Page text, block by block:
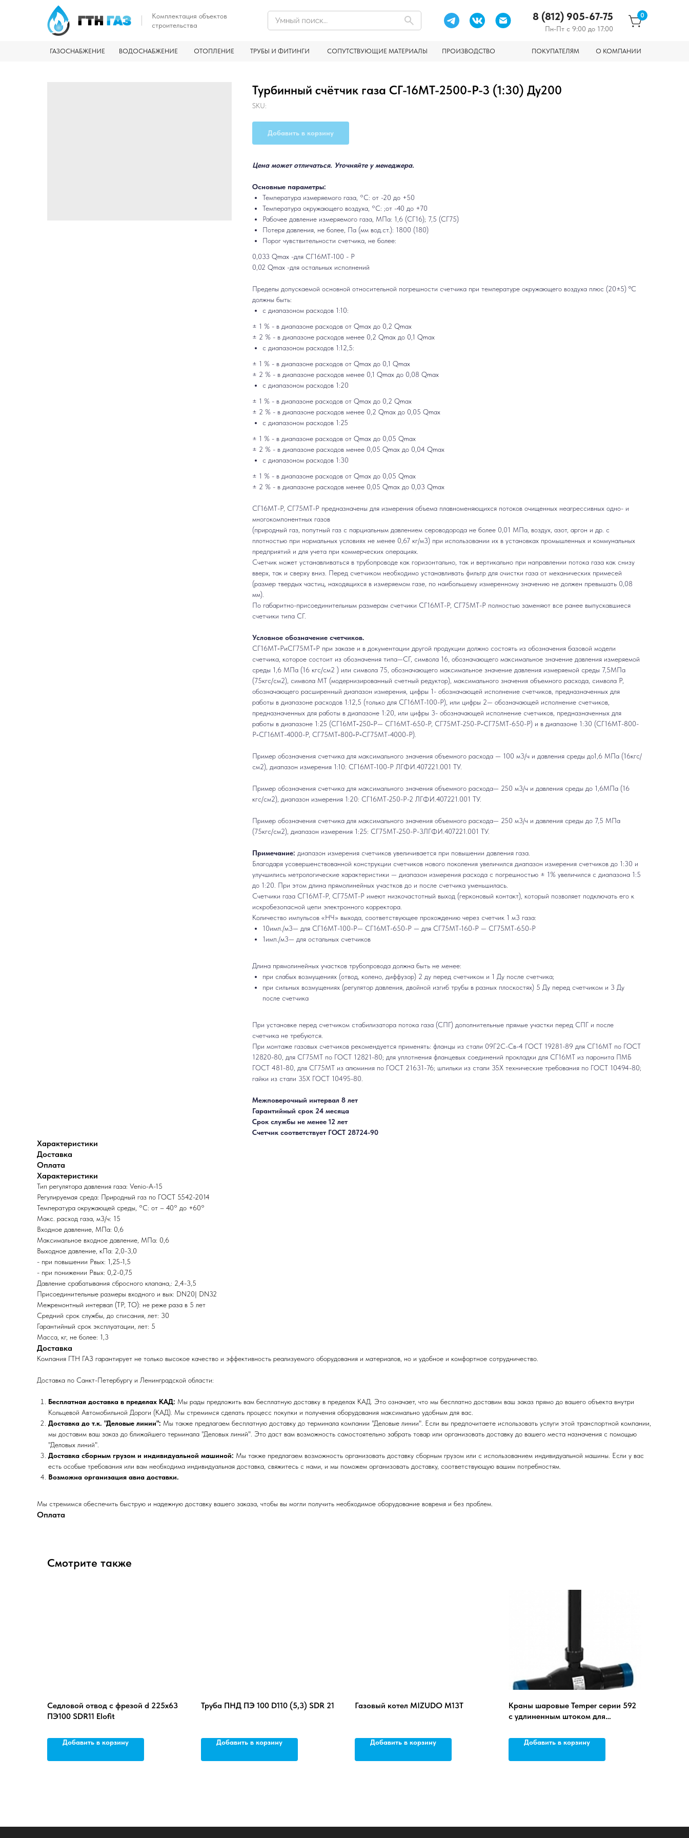
ГАЗОСНАБЖЕНИЕ
Комплектация объектов
строительства
ВОДОСНАБЖЕНИЕ ТРУБЫ И ФИТИНГИ
ОТОПЛЕНИЕ ПОКУПАТЕЛЯМ О КОМПАНИИ
8 (812) 905-67-75
Пн-Пт с 9:00 до 17:00
СОПУТСТВУЮЩИЕ МАТЕРИАЛЫ
0
ПРОИЗВОДСТВО
Турбинный счётчик газа СГ-16МТ-2500-Р-3 (1:30) Ду200
SKU:
Добавить в корзину
Цена может отличаться. Уточняйте у менеджера.
Основные параметры:
Температура измеряемого газа, °С: от -20 до +50
Температура окружающего воздуха, °С: ;от -40 до +70
Рабочее давление измеряемого газа, МПа: 1,6 (СГ16); 7,5 (СГ75)
Потеря давления, не более, Па (мм вод.ст.): 1800 (180)
Порог чувствительности счетчика, не более:
0,033 Qmax -для СГ16МТ-100 - Р
0,02 Qmax -для остальных исполнений
Пределы допускаемой основной относительной погрешности счетчика при температуре окружающего воздуха плюс (20±5) ºС
должны быть:
с диапазоном расходов 1:10:
± 1 % - в диапазоне раcходов от Qmax до 0,2 Qmax
± 2 % - в диапазоне раcходов менее 0,2 Qmax до 0,1 Qmax
с диапазоном расходов 1:12,5:
± 1 % - в диапазоне раcходов от Qmax до 0,1 Qmax
± 2 % - в диапазоне раcходов менее 0,1 Qmax до 0,08 Qmax
с диапазоном расходов 1:20
± 1 % - в диапазоне раcходов от Qmax до 0,2 Qmax
± 2 % - в диапазоне раcходов менее 0,2 Qmax до 0,05 Qmax
с диапазоном расходов 1:25
± 1 % - в диапазоне раcходов от Qmax до 0,05 Qmax
± 2 % - в диапазоне раcходов менее 0,05 Qmax до 0,04 Qmax
с диапазоном расходов 1:30
± 1 % - в диапазоне раcходов от Qmax до 0,05 Qmax
± 2 % - в диапазоне раcходов менее 0,05 Qmax до 0,03 Qmax
СГ16МТ-Р, СГ75МТ-Р предназначены для измерения объема плавноменяющихся потоков очищенных неагрессивных одно- и
многокомпонентных газов
(природный газ, попутный газ с парциальным давлением сероводорода не более 0,01 МПа, воздух, азот, аргон и др. с
плотностью при нормальных условиях не менее 0,67 кг/м3) при использовании их в установках промышленных и коммунальных
предприятий и для учета при коммерческих операциях.
Счетчик может устанавливаться в трубопроводе как горизонтально, так и вертикально при направлении потока газа как снизу
вверх, так и сверху вниз. Перед счетчиком необходимо устанавливать фильтр для очистки газа от механических примесей
(размер твердых частиц, находящихся в измеряемом газе, по наибольшему измеренному значению не должен превышать 0,08
мм).
По габаритно-присоединительным размерам счетчики СГ16МТ-Р, СГ75МТ-Р полностью заменяют все ранее выпускавшиеся
счетчики типа СГ.
Условное обозначение счетчиков.
СГ16МТ‑РиСГ75МТ‑Р при заказе и в документации другой продукции должно состоять из обозначения базовой модели
счетчика, которое состоит из обозначения типа—СГ, символа 16, обозначающего максимальное значение давления измеряемой
среды 1,6 МПа (16 кгс/см2 ) или символа 75, обозначающего максимальное значение давления измеряемой среды 7,5МПа
(75кгс/см2), символа МТ (модернизированный счетный редуктор), максимального значения объемного расхода, символа Р,
обозначающего расширенный диапазон измерения, цифры 1- обозначающей исполнение счетчиков, предназначенных для
работы в диапазоне расходов 1:12,5 (только для СГ16МТ-100-Р), или цифры 2— обозначающей исполнение счетчиков,
предназначенных для работы в диапазоне 1:20, или цифры 3- обозначающей исполнение счетчиков, предназначенных для
работы в диапазоне 1:25 (СГ16МТ‑250‑Р— СГ16МТ-650-Р, СГ75МТ-250-Р‑СГ75МТ-650-Р) и в диапазоне 1:30 (СГ16МТ-800-
Р‑СГ16МТ-4000-Р, СГ75МТ‑800‑Р‑СГ75МТ-4000-Р).
Пример обозначения счетчика для максимального значения объемного расхода — 100 м3/ч и давления среды до1,6 МПа (16кгс/
см2), диапазон измерения 1:10: СГ16МТ-100-Р ЛГФИ.407221.001 ТУ.
Пример обозначения счетчика для максимального значения объемного расхода— 250 м3/ч и давления среды до 1,6МПа (16
кгс/см2), диапазон измерения 1:20: СГ16МТ-250-Р-2 ЛГФИ.407221.001 ТУ.
Пример обозначения счетчика для максимального значения объемного расхода— 250 м3/ч и давления среды до 7,5 МПа
(75кгс/см2), диапазон измерения 1:25: СГ75МТ-250-Р-3ЛГФИ.407221.001 ТУ.
Примечание: диапазон измерения счетчиков увеличивается при повышении давления газа.
Благодаря усовершенствованной конструкции счетчиков нового поколения увеличился диапазон измерения счетчиков до 1:30 и
улучшились метрологические характеристики — диапазон измерения расхода с погрешностью ± 1% увеличился с диапазона 1:5
до 1:20. При этом длина прямолинейных участков до и после счетчика уменьшилась.
Счетчики газа СГ16МТ-Р, СГ75МТ-Р имеют низкочастотный выход (герконовый контакт), который позволяет подключать его к
искробезопасной цепи электронного корректора.
Количество импульсов «НЧ» выхода, соответствующее прохождению через счетчик 1 м3 газа:
10имп./м3— для СГ16МТ-100-Р— СГ16МТ-650-Р — для СГ75МТ-160-Р — СГ75МТ-650-Р
1имп./м3— для остальных счетчиков
Длина прямолинейных участков трубопровода должна быть не менее:
при слабых возмущениях (отвод, колено, диффузор) 2 ду перед счетчиком и 1 Ду после счетчика;
при сильных возмущениях (регулятор давления, двойной изгиб трубы в разных плоскостях) 5 Ду перед счетчиком и 3 Ду
после счетчика
При установке перед счетчиком стабилизатора потока газа (СПГ) дополнительные прямые участки перед СПГ и после
счетчика не требуются.
При монтаже газовых счетчиков рекомендуется применять: фланцы из стали 09Г2С-Св-4 ГОСТ 19281-89 для СГ16МТ по ГОСТ
12820-80, для СГ75МТ по ГОСТ 12821-80; для уплотнения фланцевых соединений прокладки для СГ16МТ из паронита ПМБ
ГОСТ 481-80, для СГ75МТ из алюминия по ГОСТ 21631-76; шпильки из стали 35Х технические требования по ГОСТ 10494-80;
гайки из стали 35Х ГОСТ 10495-80.
Межповерочный интервал 8 лет
Гарантийный срок 24 месяца
Срок службы не менее 12 лет
Счетчик соответствует ГОСТ 28724-90
Характеристики
Доставка
Оплата
Характеристики
Тип регулятора давления газа: Venio-A-15
Регулируемая среда: Природный газ по ГОСТ 5542-2014
Температура окружающей среды, °C: от – 40° до +60°
Макс. расход газа, м3/ч: 15
Входное давление, МПа: 0,6
Максимальное входное давление, МПа: 0,6
Выходное давление, кПа: 2,0-3,0
- при повышении Рвых: 1,25-1,5
- при понижении Рвых: 0,2-0,75
Давление срабатывания сбросного клапана,: 2,4-3,5
Присоединительные размеры входного и вых: DN20| DN32
Межремонтный интервал (ТР, ТО): не реже раза в 5 лет
Средний срок службы, до списания, лет: 30
Гарантийный срок эксплуатации, лет: 5
Масса, кг, не более: 1,3
Доставка
Компания ГТН ГАЗ гарантирует не только высокое качество и эффективность реализуемого оборудования и материалов, но и удобное и комфортное сотрудничество.
Доставка по Санкт-Петербургу и Ленинградской области:
Бесплатная доставка в пределах КАД: Мы рады предложить вам бесплатную доставку в пределах КАД. Это означает, что мы бесплатно доставим ваш заказ прямо до вашего объекта внутри
Кольцевой Автомобильной Дороги (КАД). Мы стремимся сделать процесс покупки и получения оборудования максимально удобным для вас.
Доставка до т.к. "Деловые линии": Мы также предлагаем бесплатную доставку до терминала компании "Деловые линии". Если вы предпочитаете использовать услуги этой транспортной компании,
мы доставим ваш заказ до ближайшего терминала "Деловых линий". Это даст вам возможность самостоятельно забрать товар или организовать доставку до вашего места назначения с помощью
"Деловых линий".
Доставка сборным грузом и индивидуальной машиной: Мы также предлагаем возможность организовать доставку сборным грузом или с использованием индивидуальной машины. Если у вас
есть особые требования или вам необходима индивидуальная доставка, свяжитесь с нами, и мы поможем организовать доставку, соответствующую вашим потребностям.
Возможна организация авиа доставки.
Мы стремимся обеспечить быструю и надежную доставку вашего заказа, чтобы вы могли получить необходимое оборудование вовремя и без проблем.
Оплата
Смотрите также
Седловой отвод с фрезой d 225х63
ПЭ100 SDR11 Elofit
Добавить в корзину
Труба ПНД ПЭ 100 D110 (5,3) SDR 21
Добавить в корзину
Газовый котел MIZUDO М13T
Добавить в корзину
Краны шаровые Temper серии 592
с удлиненным штоком для
изоляцией весьма усиленного типа
«Protegol»
Добавить в корзину